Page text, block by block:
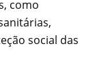
como
social das